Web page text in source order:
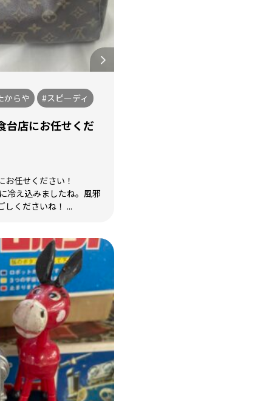
からや #スピーディ
台店にお任せくだ
任せください！
冷え込みましたね。風邪
しくださいね！ ...